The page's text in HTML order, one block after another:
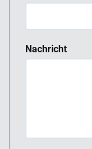
Nachricht